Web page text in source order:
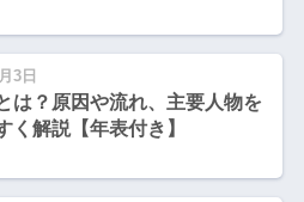
3日
は？原因や流れ、主要人物を
く解説【年表付き】